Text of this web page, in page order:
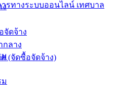
ารทางระบบออนไลน์ เทศบาล
ง
จัดจ้าง
กลาง
(จัดซื้อจัดจ้าง)